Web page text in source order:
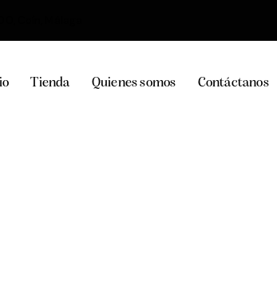
Tienda Quienes somos Contáctanos